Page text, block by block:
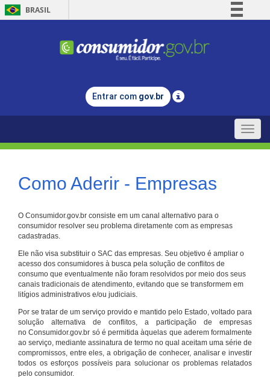
BRASIL
Comunica BR
Legislação
Entrar com gov.br
Toggle
Como Aderir - Empresas
O Consumidor.gov.br consiste em um canal alternativo para o
consumidor resolver seu problema diretamente com as empresas
cadastradas.
Ele não visa substituir o SAC das empresas. Seu objetivo é ampliar o
acesso dos consumidores à busca pela solução de conflitos de
consumo que eventualmente não foram resolvidos por meio dos seus
canais tradicionais de atendimento, evitando que se transformem em
litígios administrativos e/ou judiciais.
Por se tratar de um serviço provido e mantido pelo Estado, voltado para
solução alternativa de conflitos, a participação de empresas
no Consumidor.gov.br só é permitida àquelas que aderem formalmente
ao serviço, mediante assinatura de termo no qual aceitam uma série de
compromissos, entre eles, a obrigação de conhecer, analisar e investir
todos os esforços possíveis para solucionar os problemas relatados
pelo consumidor.